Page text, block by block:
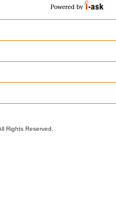
Rights Reserved.